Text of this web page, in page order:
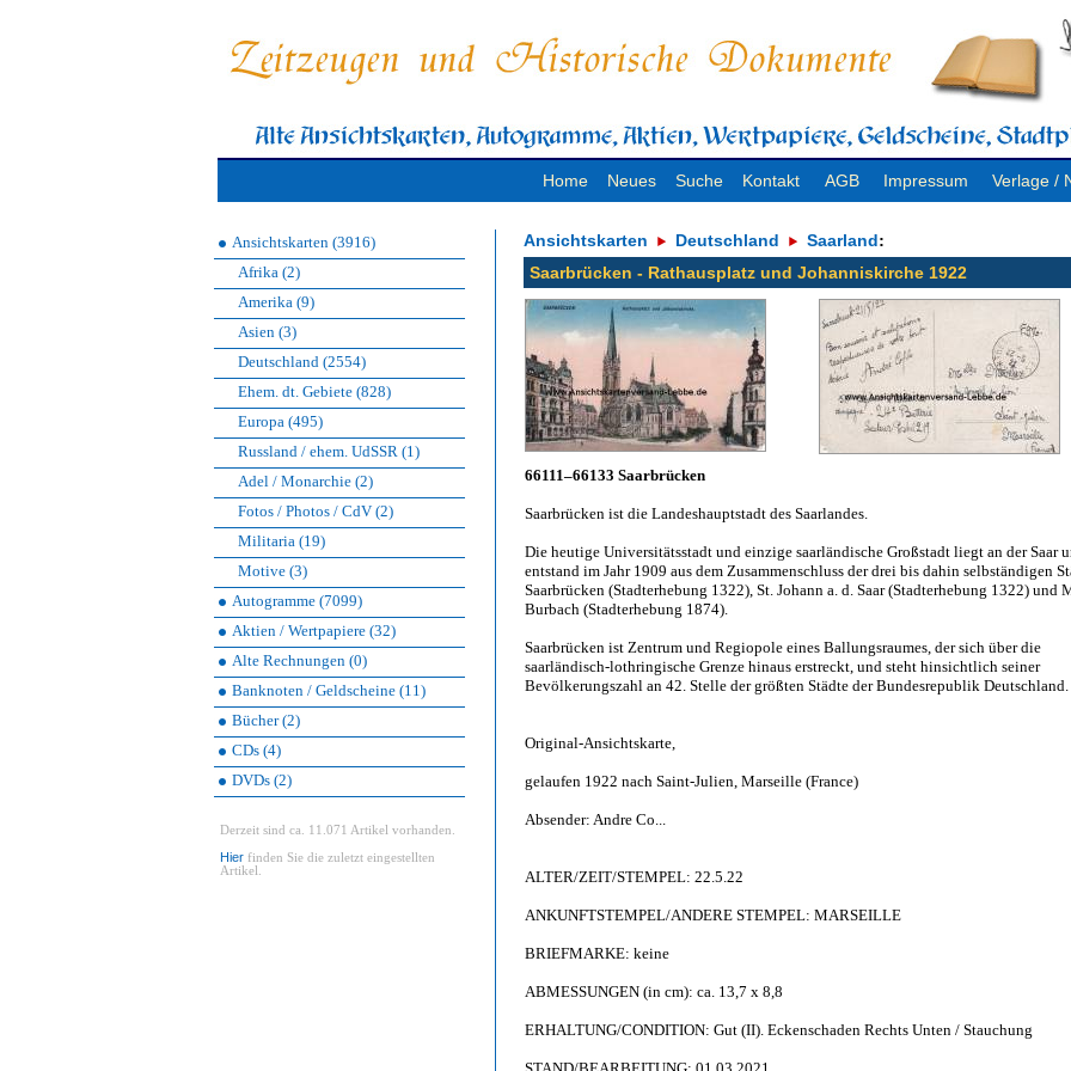
Home Neues Suche Kontakt AGB Impressum Verlage /
Ansichtskarten (3916)
Afrika (2)
Amerika (9)
Asien (3)
Deutschland (2554)
Ehem. dt. Gebiete (828)
Europa (495)
Russland / ehem. UdSSR (1)
Adel / Monarchie (2)
Fotos / Photos / CdV (2)
Militaria (19)
Motive (3)
Autogramme (7099)
Aktien / Wertpapiere (32)
Alte Rechnungen (0)
Banknoten / Geldscheine (11)
Bücher (2)
CDs (4)
DVDs (2)
Derzeit sind ca. 11.071 Artikel vorhanden.
Hier finden Sie die zuletzt eingestellten
Artikel.
Ansichtskarten Deutschland Saarland:
Saarbrücken - Rathausplatz und Johanniskirche 1922
66111–66133 Saarbrücken
Saarbrücken ist die Landeshauptstadt des Saarlandes.
Die heutige Universitätsstadt und einzige saarländische Großstadt liegt an der Saar
entstand im Jahr 1909 aus dem Zusammenschluss der drei bis dahin selbständigen
Saarbrücken (Stadterhebung 1322), St. Johann a. d. Saar (Stadterhebung 1322) und
Burbach (Stadterhebung 1874).
Saarbrücken ist Zentrum und Regiopole eines Ballungsraumes, der sich über die
saarländisch-lothringische Grenze hinaus erstreckt, und steht hinsichtlich seiner
Bevölkerungszahl an 42. Stelle der größten Städte der Bundesrepublik Deutschland.
Original-Ansichtskarte,
gelaufen 1922 nach Saint-Julien, Marseille (France)
Absender: Andre Co...
ALTER/ZEIT/STEMPEL: 22.5.22
ANKUNFTSTEMPEL/ANDERE STEMPEL: MARSEILLE
BRIEFMARKE: keine
ABMESSUNGEN (in cm): ca. 13,7 x 8,8
ERHALTUNG/CONDITION: Gut (II). Eckenschaden Rechts Unten / Stauchung